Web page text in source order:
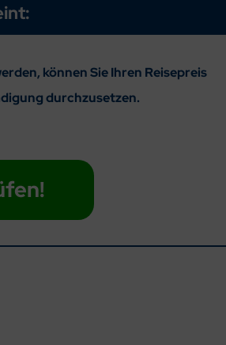
können Sie Ihren Reisepreis
durchzusetzen.